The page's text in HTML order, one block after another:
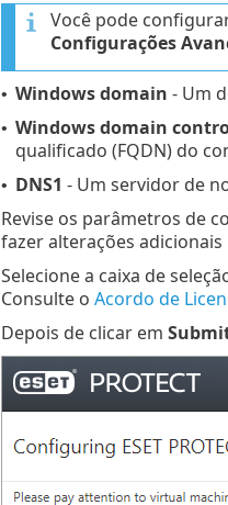
Você pode
Configurações
• Windows domain - Um
• Windows domain
qualificado (FQDN) do
• DNS1 - Um servidor de
Revise os parâmetros de
fazer alterações
Selecione a caixa de
Consulte o Acordo de
Depois de clicar em